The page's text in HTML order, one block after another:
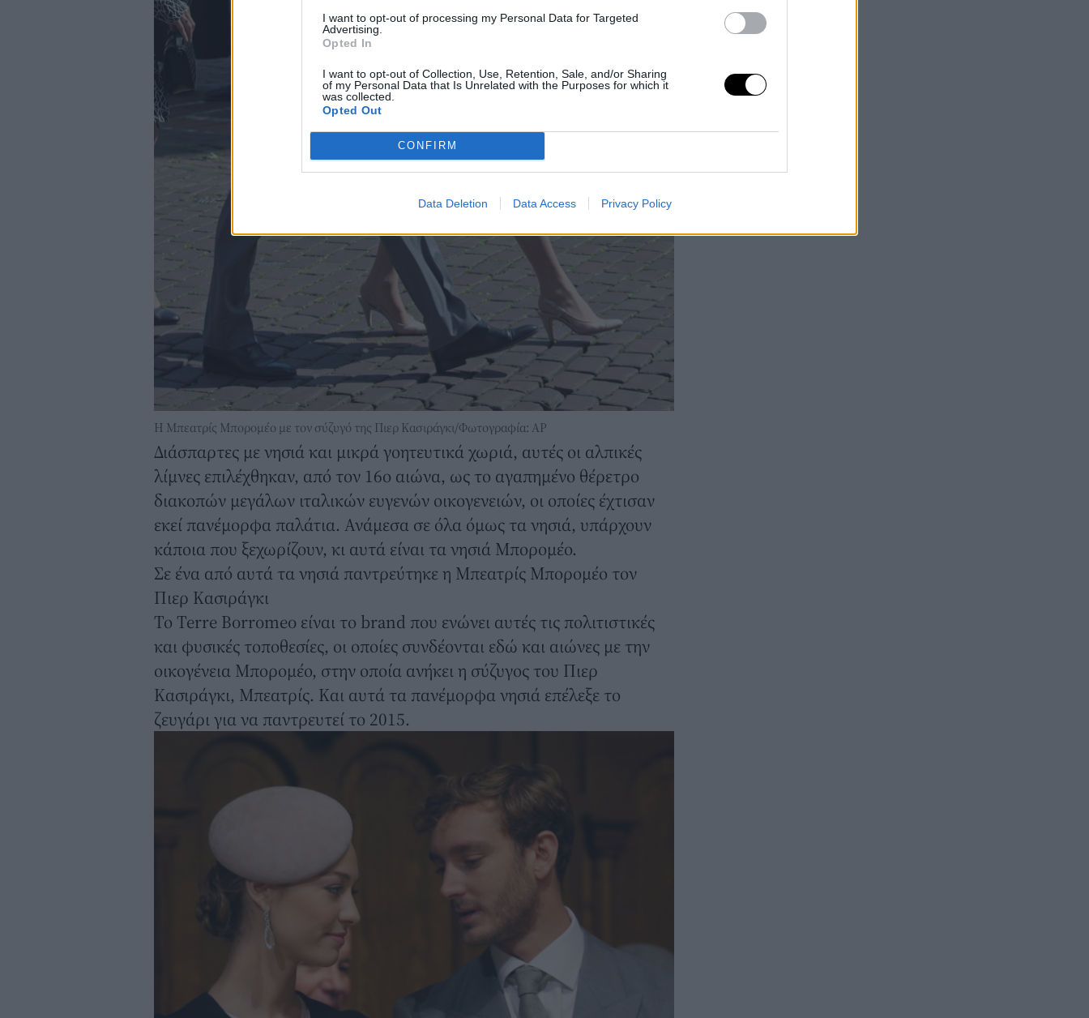
I want to opt-out of processing my Personal Data for Targeted
Advertising.
Opted In
I want to opt-out of Collection, Use, Retention, Sale, and/or Sharing
of my Personal Data that Is Unrelated with the Purposes for which it
was collected.
Opted Out
CONFIRM
Data Deletion Data Access Privacy Policy
Η Μπεατρίς Μπορομέο με τον σύζυγό της Πιερ Κασιράγκι/Φωτογραφία: AP
Διάσπαρτες με νησιά και μικρά γοητευτικά χωριά, αυτές οι αλπικές
λίμνες επιλέχθηκαν, από τον 16ο αιώνα, ως το αγαπημένο θέρετρο
διακοπών μεγάλων ιταλικών ευγενών οικογενειών, οι οποίες έχτισαν
εκεί πανέμορφα παλάτια. Ανάμεσα σε όλα όμως τα νησιά, υπάρχουν
κάποια που ξεχωρίζουν, κι αυτά είναι τα νησιά Μπορομέο.
Σε ένα από αυτά τα νησιά παντρεύτηκε η Μπεατρίς Μπορομέο τον
Πιερ Κασιράγκι
Το Terre Borromeo είναι το brand που ενώνει αυτές τις πολιτιστικές
και φυσικές τοποθεσίες, οι οποίες συνδέονται εδώ και αιώνες με την
οικογένεια Μπορομέο, στην οποία ανήκει η σύζυγος του Πιερ
Κασιράγκι, Μπεατρίς. Και αυτά τα πανέμορφα νησιά επέλεξε το
ζευγάρι για να παντρευτεί το 2015.